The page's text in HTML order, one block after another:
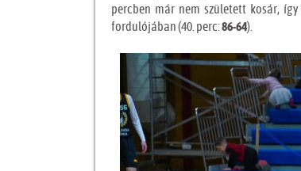
percben már nem született kosár,
fordulójában (40. perc:86-64).